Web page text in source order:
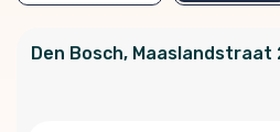
Den Bosch, Maaslandstraat